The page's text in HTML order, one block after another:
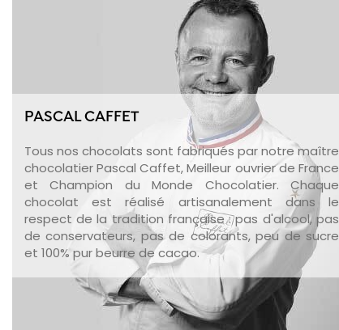
PASCAL CAFFET
Tous nos chocolats sont fabriqués par notre maître
chocolatier Pascal Caffet, Meilleur ouvrier de France
et Champion du Monde Chocolatier. Chaque
chocolat est réalisé artisanalement dans le
respect de la tradition française : pas d'alcool, pas
de conservateurs, pas de colorants, peu de sucre
et 100% pur beurre de cacao.